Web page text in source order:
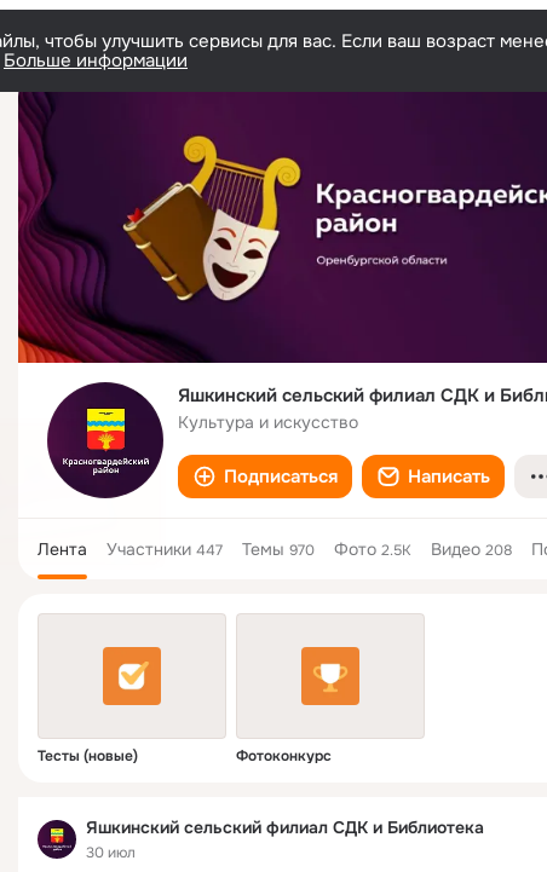
чтобы улучшить сервисы для вас. Если ваш возраст
Больше информации
Яшкинский сельский филиал СДК и
Культура и искусство
Подписаться Написать
Лента Участники 447 Темы 970 Фото 2.5K Видео 208
Тесты (новые) Фотоконкурс
Яшкинский сельский филиал СДК и Библиотека
30 июл